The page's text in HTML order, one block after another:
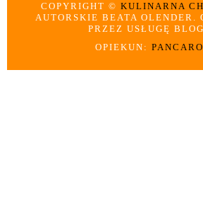
COPYRIGHT ©KULINARNA
AUTORSKIE BEATA OLENDER.
PRZEZ USŁUGĘ
OPIEKUN: